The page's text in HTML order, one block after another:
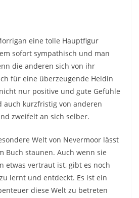
eine tolle Hauptfigur
sofort sympathisch und man
die anderen sich von ihr
für eine überzeugende Heldin
nur positive und gute Gefühle
auch kurzfristig von anderen
zweifelt an sich selber.
Welt von Nevermoor lässt
Buch staunen. Auch wenn sie
etwas vertraut ist, gibt es noch
lernt und entdeckt. Es ist ein
diese Welt zu betreten